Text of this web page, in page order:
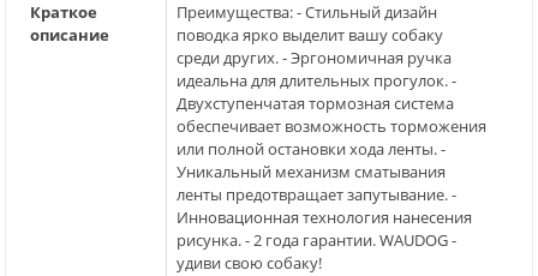
Краткое
описание
Преимущества: - Стильный дизайн
поводка ярко выделит вашу собаку
среди других. - Эргономичная ручка
идеальна для длительных прогулок. -
Двухступенчатая тормозная система
обеспечивает возможность торможения
или полной остановки хода ленты. -
Уникальный механизм сматывания
ленты предотвращает запутывание. -
Инновационная технология нанесения
рисунка. - 2 года гарантии. WAUDOG -
удиви свою собаку!